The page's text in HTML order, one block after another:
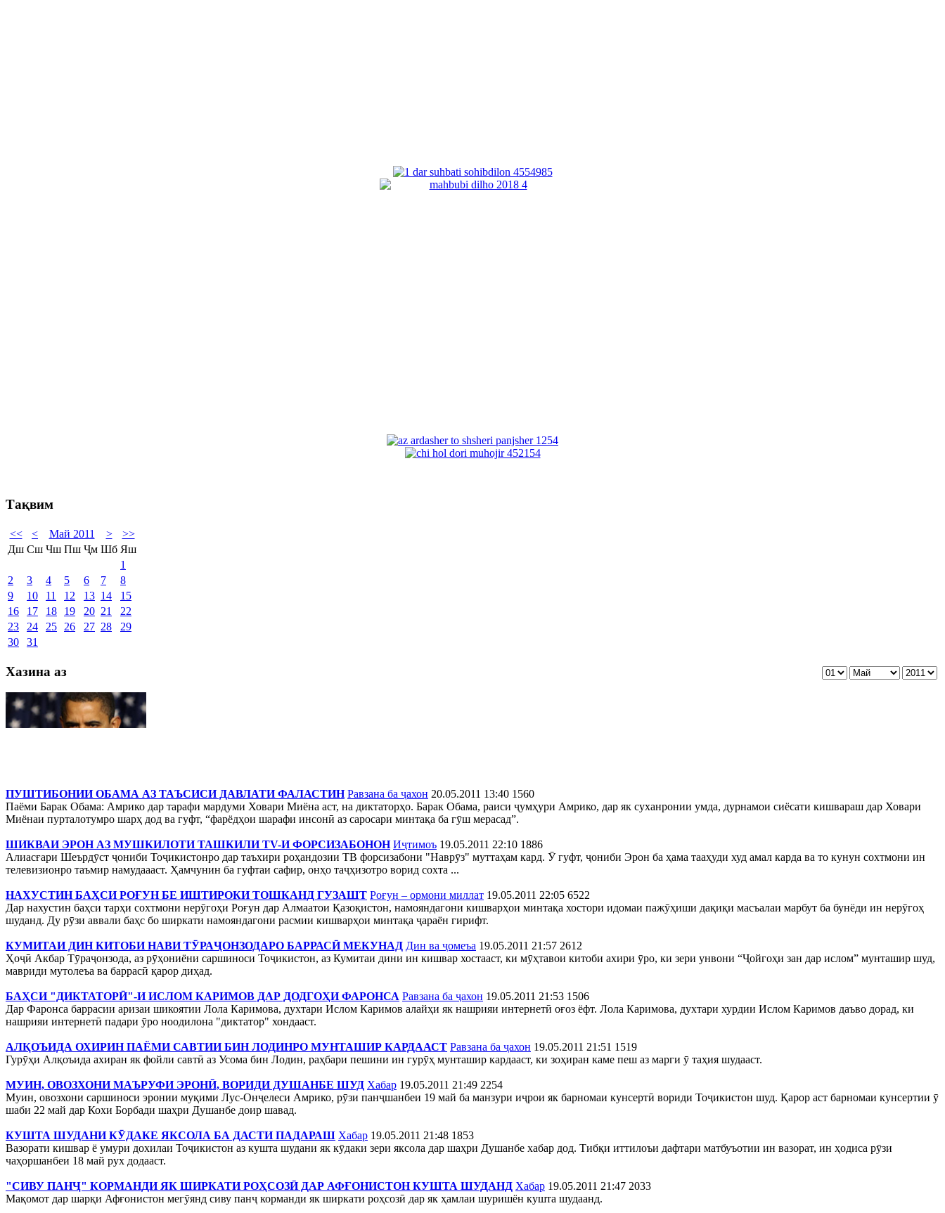
Тақвим
<< < Май 2011 >
>>
Дш Сш Чш Пш Ҷм Шб Яш
1
2
3 4 5 6 7
8
9
10 11 12 13 14
15
16
17 18 19 20 21
22
23
24 25 26 27 28
29
30
31
Хазина аз
ПУШТИБОНИИ ОБАМА АЗ ТАЪСИСИ ДАВЛАТИ ФАЛАСТИН Равзана ба ҷахон 20.05.2011 13:40 1560
Паёми Барак Обама: Амрико дар тарафи мардуми Ховари Миёна аст, на диктаторҳо. Барак Обама, раиси ҷумҳури Амрико, дар як суханронии умда, дурнамои сиёсати кишвараш дар Ховари
Миёнаи пурталотумро шарҳ дод ва гуфт, “фарёдҳои шарафи инсонӣ аз саросари минтақа ба гӯш мерасад”.
ШИКВАИ ЭРОН АЗ МУШКИЛОТИ ТАШКИЛИ TV-И ФОРСИЗАБОНОН Иҷтимоъ 19.05.2011 22:10 1886
Алиасғари Шеърдӯст ҷониби Тоҷикистонро дар таъхири роҳандозии ТВ форсизабони "Наврӯз" муттаҳам кард. Ӯ гуфт, ҷониби Эрон ба ҳама тааҳуди худ амал карда ва то кунун сохтмони ин
телевизионро таъмир намудаааст. Ҳамчунин ба гуфтаи сафир, онҳо таҷҳизотро ворид сохта ...
НАХУСТИН БАҲСИ РОҒУН БЕ ИШТИРОКИ ТОШКАНД ГУЗАШТ Роғун – ормони миллат 19.05.2011 22:05 6522
Дар нахустин баҳси тарҳи сохтмони нерӯгоҳи Роғун дар Алмаатои Қазоқистон, намояндагони кишварҳои минтақа хостори идомаи пажӯҳиши дақиқи масъалаи марбут ба бунёди ин нерӯгоҳ
шуданд. Ду рӯзи аввали баҳс бо ширкати намояндагони расмии кишварҳои минтақа ҷараён гирифт.
КУМИТАИ ДИН КИТОБИ НАВИ ТӮРАҶОНЗОДАРО БАРРАСӢ МЕКУНАД Дин ва ҷомеъа 19.05.2011 21:57 2612
Ҳоҷӣ Акбар Тӯраҷонзода, аз рӯҳониёни саршиноси Тоҷикистон, аз Кумитаи дини ин кишвар хостааст, ки мӯҳтавои китоби ахири ӯро, ки зери унвони “Ҷойгоҳи зан дар ислом” мунташир шуд,
мавриди мутолеъа ва баррасӣ қарор диҳад.
БАҲСИ "ДИКТАТОРӢ"-И ИСЛОМ КАРИМОВ ДАР ДОДГОҲИ ФАРОНСА Равзана ба ҷахон 19.05.2011 21:53 1506
Дар Фаронса баррасии аризаи шикоятии Лола Каримова, духтари Ислом Каримов алайҳи як нашрияи интернетӣ оғоз ёфт. Лола Каримова, духтари хурдии Ислом Каримов даъво дорад, ки
нашрияи интернетӣ падари ӯро ноодилона "диктатор" хондааст.
АЛҚОЪИДА ОХИРИН ПАЁМИ САВТИИ БИН ЛОДИНРО МУНТАШИР КАРДААСТ Равзана ба ҷахон 19.05.2011 21:51 1519
Гурӯҳи Алқоъида ахиран як фойли савтӣ аз Усома бин Лодин, раҳбари пешини ин гурӯҳ мунташир кардааст, ки зоҳиран каме пеш аз марги ӯ таҳия шудааст.
МУИН, ОВОЗХОНИ МАЪРУФИ ЭРОНӢ, ВОРИДИ ДУШАНБЕ ШУД Хабар 19.05.2011 21:49 2254
Муин, овозхони саршиноси эронии муқими Лус-Онҷелеси Амрико, рӯзи панҷшанбеи 19 май ба манзури иҷрои як барномаи кунсертӣ вориди Тоҷикистон шуд. Қарор аст барномаи кунсертии ӯ
шаби 22 май дар Кохи Борбади шаҳри Душанбе доир шавад.
КУШТА ШУДАНИ КӮДАКЕ ЯКСОЛА БА ДАСТИ ПАДАРАШ Хабар 19.05.2011 21:48 1853
Вазорати кишвар ё умури дохилаи Тоҷикистон аз кушта шудани як кӯдаки зери яксола дар шаҳри Душанбе хабар дод. Тибқи иттилоъи дафтари матбуъотии ин вазорат, ин ҳодиса рӯзи
чаҳоршанбеи 18 май рух додааст.
"СИВУ ПАНҶ" КОРМАНДИ ЯК ШИРКАТИ РОҲСОЗӢ ДАР АФҒОНИСТОН КУШТА ШУДАНД Хабар 19.05.2011 21:47 2033
Мақомот дар шарқи Афғонистон мегӯянд сиву панҷ корманди як ширкати роҳсозӣ дар як ҳамлаи шуришён кушта шудаанд.